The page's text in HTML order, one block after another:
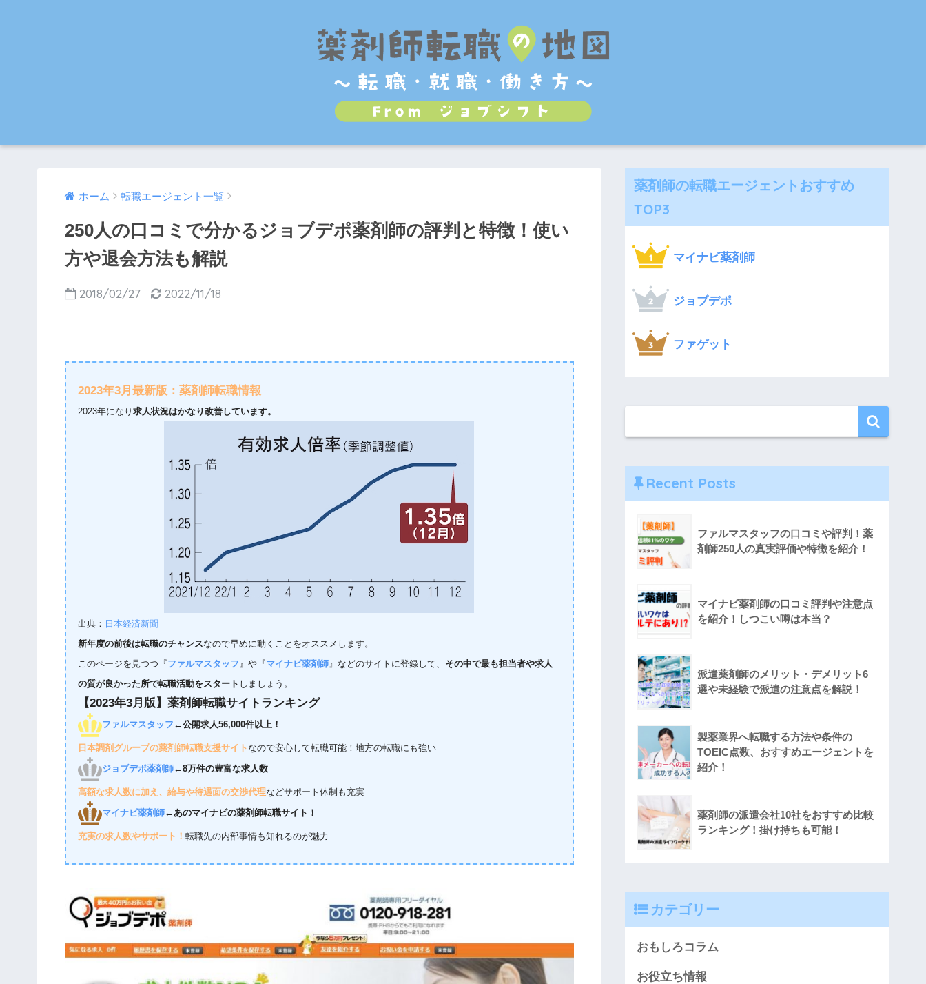
ホーム 転職エージェント一覧
250人の口コミで分かるジョブデポ薬剤師の評判と特徴！使い
方や退会方法も解説
2018/02/27 2022/11/18
2023年3月最新版：薬剤師転職情報
2023年になり 求人状況はかなり改善しています。
出典： 日本経済新聞
新年度の前後は転職のチャンスなので早めに動くことをオススメします。
このページを見つつ『ファルマスタッフ 』や『マイナビ薬剤師』などのサイトに登録して、 その中で最も担当者や求人
の質が良かった所で転職活動をスタート しましょう。
【2023年3月版】薬剤師転職サイトランキング
ファルマスタッフ ←公開求人56,000件以上！
日本調剤グループの薬剤師転職支援サイト なので安心して転職可能！地方の転職にも強い
ジョブデポ薬剤師←8万件の豊富な求人数
高額な求人数に加え、給与や待遇面の交渉代理などサポート体制も充実
マイナビ薬剤師←あのマイナビの薬剤師転職サイト！
充実の求人数やサポート！ 転職先の内部事情も知れるのが魅力
薬剤師の転職エージェントおすすめ
TOP3
マイナビ薬剤師
ジョブデポ
ファゲット
Recent Posts
ファルマスタッフの口コミや評判！薬
剤師250人の真実評価や特徴を紹介！
マイナビ薬剤師の口コミ評判や注意点
を紹介！しつこい噂は本当？
派遣薬剤師のメリット・デメリット6
選や未経験で派遣の注意点を解説！
製薬業界へ転職する方法や条件の
TOEIC点数、おすすめエージェントを
紹介！
薬剤師の派遣会社10社をおすすめ比較
ランキング！掛け持ちも可能！
カテゴリー
おもしろコラム
お役立ち情報